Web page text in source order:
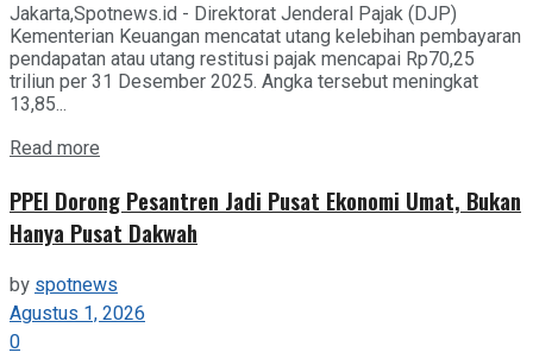
Jakarta,Spotnews.id - Direktorat Jenderal Pajak (DJP)
Kementerian Keuangan mencatat utang kelebihan pembayaran
pendapatan atau utang restitusi pajak mencapai Rp70,25
triliun per 31 Desember 2025. Angka tersebut meningkat
13,85...
Read more
PPEI Dorong Pesantren Jadi Pusat Ekonomi Umat, Bukan
Hanya Pusat Dakwah
byspotnews
Agustus 1, 2026
0